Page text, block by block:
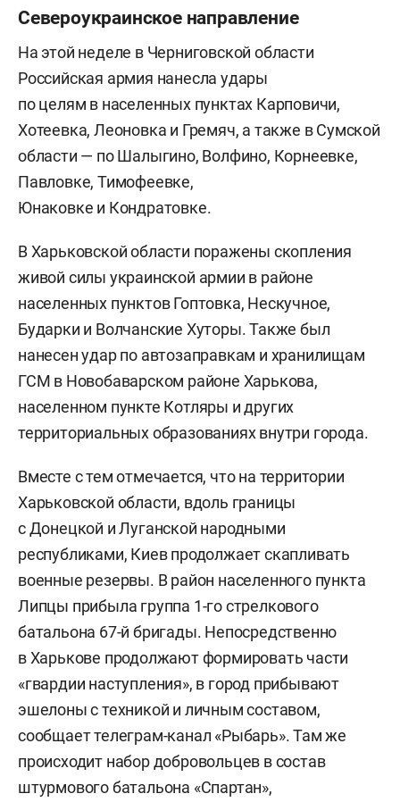
Североукраинское направление
На этой неделе в Черниговской области
Российская армия нанесла удары
по целям в населенных пунктах Карповичи,
Хотеевка, Леоновка и Гремяч, а также в Сумской
области — по Шалыгино, Волфино, Корнеевке,
Павловке, Тимофеевке,
Юнаковке и Кондратовке.
В Харьковской области поражены скопления
живой силы украинской армии в районе
населенных пунктов Гоптовка, Нескучное,
Бударки и Волчанские Хуторы. Также был
нанесен удар по автозаправкам и хранилищам
ГСМ в Новобаварском районе Харькова,
населенном пункте Котляры и других
территориальных образованиях внутри города.
Вместе с тем отмечается, что на территории
Харьковской области, вдоль границы
с Донецкой и Луганской народными
республиками, Киев продолжает скапливать
военные резервы. В район населенного пункта
Липцы прибыла группа 1-го стрелкового
батальона 67-й бригады. Непосредственно
в Харькове продолжают формировать части
«гвардии наступления», в город прибывают
эшелоны с техникой и личным составом,
сообщает телеграм-канал «Рыбарь». Там же
происходит набор добровольцев в состав
штурмового батальона «Спартан»,